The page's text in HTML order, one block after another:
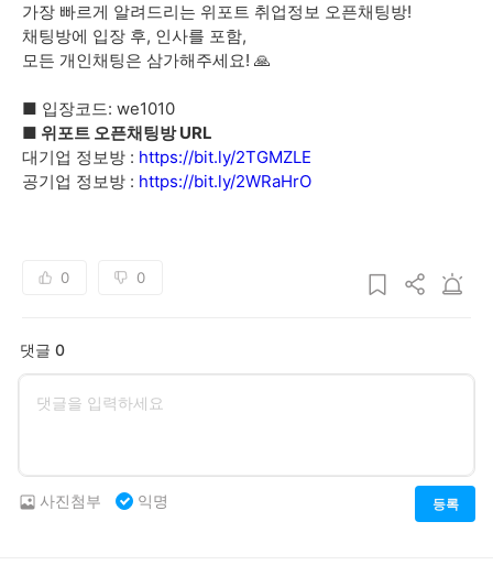
가장 빠르게 알려드리는 위포트 취업정보 오픈채팅방!
채팅방에 입장 후, 인사를 포함,
모든 개인채팅은 삼가해주세요! 🙏
■ 입장코드: we1010
■ 위포트 오픈채팅방 URL
대기업 정보방 : https://bit.ly/2TGMZLE
공기업 정보방 : https://bit.ly/2WRaHrO
0 0
댓글 0
등록
사진첨부 익명